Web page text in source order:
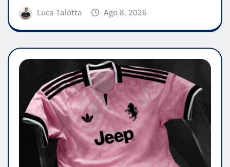
Luca Talotta Ago 8, 2026